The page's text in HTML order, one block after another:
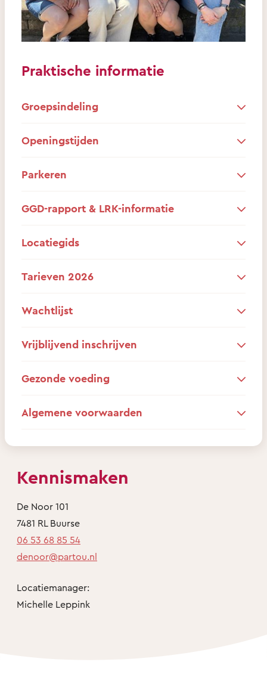
Praktische informatie
Groepsindeling
Openingstijden
Parkeren
GGD-rapport & LRK-informatie
Locatiegids
Tarieven 2026
Wachtlijst
Vrijblijvend inschrijven
Gezonde voeding
Algemene voorwaarden
Kennismaken
De Noor 101
7481 RL Buurse
06 53 68 85 54
denoor@partou.nl
Locatiemanager:
Michelle Leppink